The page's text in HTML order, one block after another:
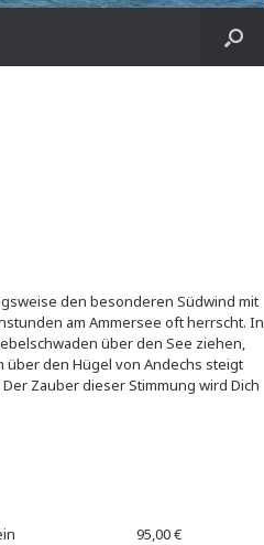
den besonderen Südwind mit
am Ammersee oft herrscht. In
über den See ziehen,
über den Hügel von Andechs steigt
Zauber dieser Stimmung wird Dich
95,00€